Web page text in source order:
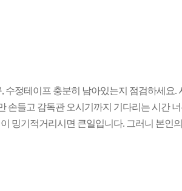
정테이프 충분히 남아있는지 점검하세요.
손들고 감독관 오시기까지 기다리는 시간
밍기적거리시면 큰일입니다. 그러니 본인